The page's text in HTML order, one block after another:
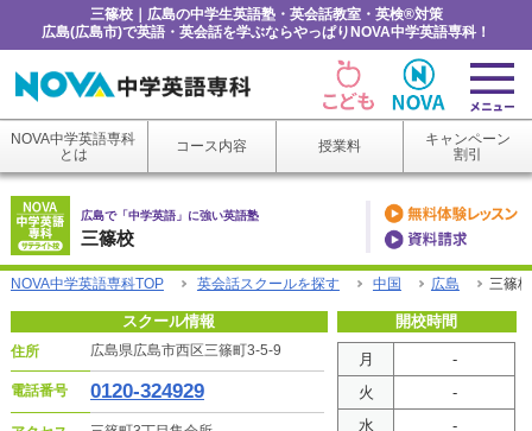
三篠校｜広島の中学生英語塾・英会話教室・英検®対策
広島(広島市)で英語・英会話を学ぶならやっぱりNOVA中学英語専科！
NOVA中学英語専科
とは
コース内容 授業料
キャンペーン
割引
三篠校
広島で「中学英語」に強い英語塾
NOVA中学英語専科TOP 英会話スクールを探す 中国 広島 三篠校
スクール情報
住所 広島県広島市西区三篠町3-5-9
電話番号 0120-324929
開校時間
月
-
火
-
水
-